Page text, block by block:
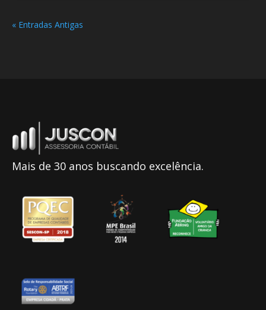
« Entradas Antigas
Mais de 30 anos buscando excelência.